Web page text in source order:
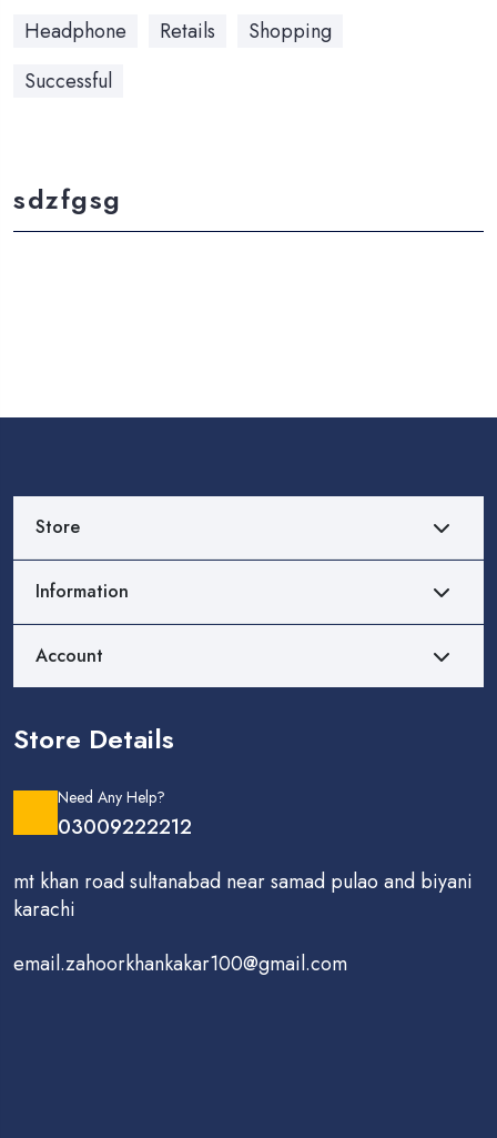
Headphone
Retails
Shopping
Successful
sdzfgsg
Store
Information
Account
Store Details
Need Any Help?
03009222212
mt khan road sultanabad near samad pulao and biyani
karachi
email.zahoorkhankakar100@gmail.com